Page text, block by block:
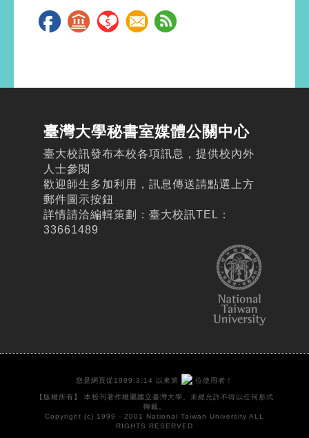
臺灣大學秘書室媒體公關中心
臺大校訊發布本校各項訊息，提供校內外
人士參閱
歡迎師生多加利用，訊息傳送請點選上方
郵件圖示按鈕
詳情請洽編輯策劃：臺大校訊TEL：
33661489
您是網頁從1999.3.14 以來第 位使用者！
【版權所有】 本校刊著作權屬國立臺灣大學。未經允許不得以任何形式
轉載。
Copyright (c) 1999 - 2001 National Taiwan University ALL
RIGHTS RESERVED